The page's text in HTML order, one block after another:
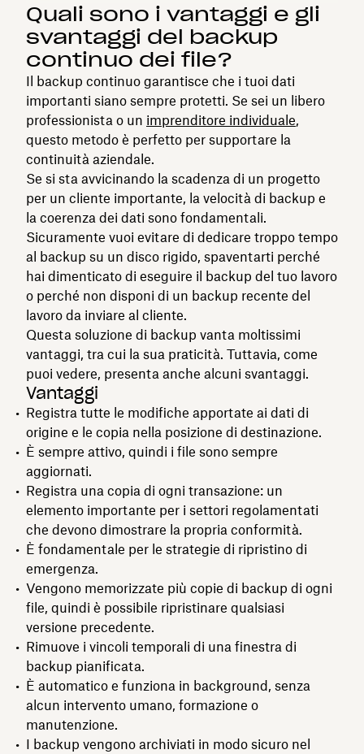
Quali sono i vantaggi e gli
svantaggi del backup
continuo dei file?
Il backup continuo garantisce che i tuoi dati
importanti siano sempre protetti. Se sei un libero
professionista o un imprenditore individuale,
questo metodo è perfetto per supportare la
continuità aziendale.
Se si sta avvicinando la scadenza di un progetto
per un cliente importante, la velocità di backup e
la coerenza dei dati sono fondamentali.
Sicuramente vuoi evitare di dedicare troppo tempo
al backup su un disco rigido, spaventarti perché
hai dimenticato di eseguire il backup del tuo lavoro
o perché non disponi di un backup recente del
lavoro da inviare al cliente.
Questa soluzione di backup vanta moltissimi
vantaggi, tra cui la sua praticità. Tuttavia, come
puoi vedere, presenta anche alcuni svantaggi.
Vantaggi
Registra tutte le modifiche apportate ai dati di
origine e le copia nella posizione di destinazione.
È sempre attivo, quindi i file sono sempre
aggiornati.
Registra una copia di ogni transazione: un
elemento importante per i settori regolamentati
che devono dimostrare la propria conformità.
È fondamentale per le strategie di ripristino di
emergenza.
Vengono memorizzate più copie di backup di ogni
file, quindi è possibile ripristinare qualsiasi
versione precedente.
Rimuove i vincoli temporali di una finestra di
backup pianificata.
È automatico e funziona in background, senza
alcun intervento umano, formazione o
manutenzione.
I backup vengono archiviati in modo sicuro nel